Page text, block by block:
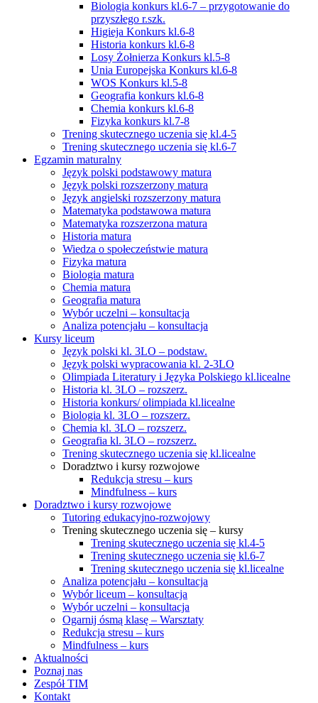
Biologia konkurs kl.6-7 – przygotowanie do
przyszłego r.szk.
Higieja Konkurs kl.6-8
Historia konkurs kl.6-8
Losy Żołnierza Konkurs kl.5-8
Unia Europejska Konkurs kl.6-8
WOS Konkurs kl.5-8
Geografia konkurs kl.6-8
Chemia konkurs kl.6-8
Fizyka konkurs kl.7-8
Trening skutecznego uczenia się kl.4-5
Trening skutecznego uczenia się kl.6-7
Egzamin maturalny
Język polski podstawowy matura
Język polski rozszerzony matura
Język angielski rozszerzony matura
Matematyka podstawowa matura
Matematyka rozszerzona matura
Historia matura
Wiedza o społeczeństwie matura
Fizyka matura
Biologia matura
Chemia matura
Geografia matura
Wybór uczelni – konsultacja
Analiza potencjału – konsultacja
Kursy liceum
Język polski kl. 3LO – podstaw.
Język polski wypracowania kl. 2-3LO
Olimpiada Literatury i Języka Polskiego kl.licealne
Historia kl. 3LO – rozszerz.
Historia konkurs/ olimpiada kl.licealne
Biologia kl. 3LO – rozszerz.
Chemia kl. 3LO – rozszerz.
Geografia kl. 3LO – rozszerz.
Trening skutecznego uczenia się kl.licealne
Doradztwo i kursy rozwojowe
Redukcja stresu – kurs
Mindfulness – kurs
Doradztwo i kursy rozwojowe
Tutoring edukacyjno-rozwojowy
Trening skutecznego uczenia się – kursy
Trening skutecznego uczenia się kl.4-5
Trening skutecznego uczenia się kl.6-7
Trening skutecznego uczenia się kl.licealne
Analiza potencjału – konsultacja
Wybór liceum – konsultacja
Wybór uczelni – konsultacja
Ogarnij ósmą klasę – Warsztaty
Redukcja stresu – kurs
Mindfulness – kurs
Aktualności
Poznaj nas
Zespół TIM
Kontakt